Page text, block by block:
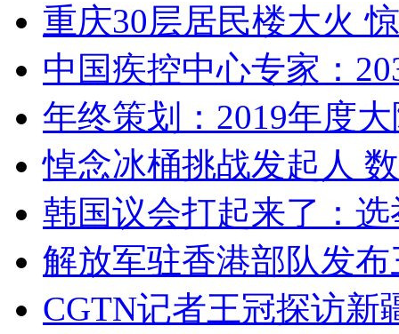
重庆30层居民楼大火
中国疾控中心专家：
年终策划：2019年度
悼念冰桶挑战发起人
韩国议会打起来了：
解放军驻香港部队发
CGTN记者王冠探访新